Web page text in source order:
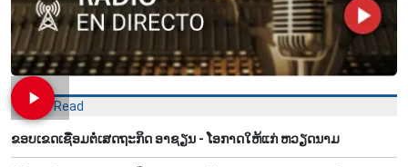
Most Read
ຂອບເຂດເຊື່ອມຕໍ່ເສດຖະກິດ ອາຊຽນ - ໂອກາດໃຫ້ແກ່ ຫວຽດນາມ